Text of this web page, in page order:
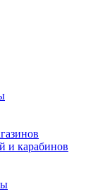
и карабинов